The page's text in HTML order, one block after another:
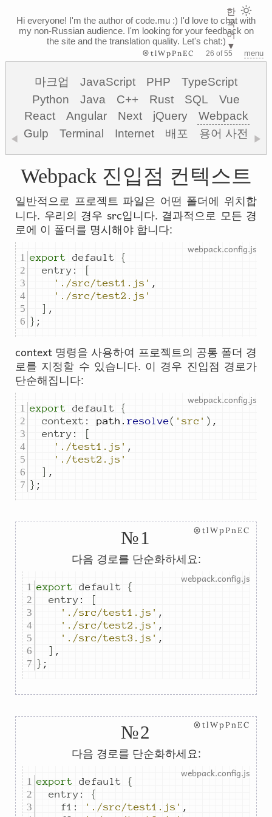
Hi everyone! I'm the author of code.mu :) I'd love to chat with
my non-Russian audience. I'm looking for your feedback on
the site and the translation quality. Let's chat:)
⊗tlWpPnEC 26 of 55 menu
마크업 JavaScript PHP
TypeScript
Python
Java C++ Rust SQL
Vue
React
Angular Next jQuery
Webpack
Gulp
Terminal Internet 배포 용어 사전
◀ ▶
Webpack 진입점 컨텍스트
일반적으로 프로젝트 파일은 어떤 폴더에 위치합
니다. 우리의 경우 src입니다. 결과적으로 모든 경
로에 이 폴더를 명시해야 합니다:
export default
{
entry :
[
'./src/test1.js' ,
'./src/test2.js'
] ,
} ;
context 명령을 사용하여 프로젝트의 공통 폴더 경
로를 지정할 수 있습니다. 이 경우 진입점 경로가
단순해집니다:
export default
{
context : path . resolve( 'src' ) ,
entry :
[
'./test1.js' ,
'./test2.js'
] ,
} ;
№1 ⊗tlWpPnEC
다음 경로를 단순화하세요:
export default
{
entry :
[
'./src/test1.js' ,
'./src/test2.js' ,
'./src/test3.js' ,
] ,
} ;
№2 ⊗tlWpPnEC
다음 경로를 단순화하세요:
export default
{
entry :
{
f1 : './src/test1.js' ,
한
국
어
▼